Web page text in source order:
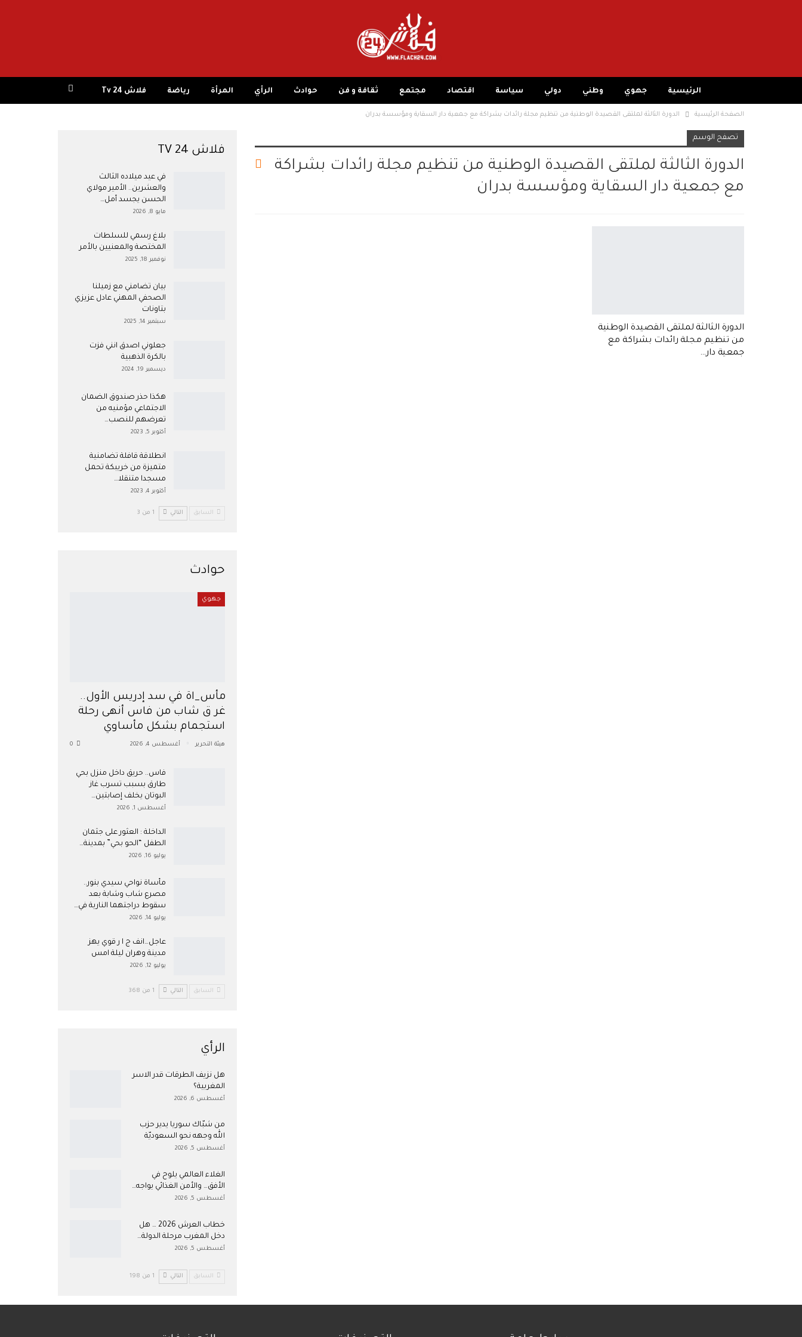
الرئيسية جهوي وطني دولي سياسة اقتصاد مجتمع ثقافة و فن حوادث الرأي المرأة رياضة فلاش 24 Tv
الصفحة الرئيسية الدورة الثالثة لملتقى القصيدة الوطنية من تنظيم مجلة رائدات بشراكة مع جمعية دار السقاية ومؤسسة بدران
تصفح الوسم
الدورة الثالثة لملتقى القصيدة الوطنية من تنظيم مجلة رائدات بشراكة
مع جمعية دار السقاية ومؤسسة بدران
الدورة الثالثة لملتقى القصيدة الوطنية
من تنظيم مجلة رائدات بشراكة مع
جمعية دار…
فلاش 24 TV
في عيد ميلاده الثالث
والعشرين.. الأمير مولاي
الحسن يجسد أمل…
مايو 8, 2026
بلاغ رسمي للسلطات
المختصة والمعنيين بالأمر
نوفمبر 18, 2025
بيان تضامني مع زميلنا
الصحفي المهني عادل عزيزي
بتاونات
سبتمبر 14, 2025
جعلوني اصدق انني فزت
بالكرة الذهبية
ديسمبر 19, 2024
هكذا حذر صندوق الضمان
الاجتماعي مؤمنيه من
تعرضهم للنصب…
أكتوبر 5, 2023
انطلاقة قافلة تضامنية
متميزة من خريبكة تحمل
مسجدا متنقلا…
أكتوبر 4, 2023
السابق التالي 1 من 3
حوادث
جهوي
مأس_اة في سد إدريس الأول..
غر ق شاب من فاس أنهى رحلة
استجمام بشكل مأساوي
هيئة التحرير أغسطس 4, 2026
فاس.. حريق داخل منزل بحي
طارق بسبب تسرب غاز
البوتان يخلف إصابتين…
أغسطس 1, 2026
​الداخلة : العثور على جثمان
الطفل “الحو بحي” بمدينة…
يوليو 16, 2026
مأساة نواحي سيدي بنور..
مصرع شاب وشابة بعد
سقوط دراجتهما النارية في…
يوليو 14, 2026
عاجل…انف ج ا ر قوي يهز
مدينة وهران ليلة امس
يوليو 12, 2026
السابق التالي 1 من 368
الرأي
هل نزيف الطرقات قدر الاسر
المغربية؟
أغسطس 6, 2026
من شبّاك سوريا يدير حزب
الله وجهه نحو السعوديّة
أغسطس 5, 2026
الغلاء العالمي يلوح في
الأفق… والأمن الغذائي يواجه…
أغسطس 5, 2026
خطاب العرش 2026 … هل
دخل المغرب مرحلة الدولة…
أغسطس 5, 2026
السابق التالي 1 من 198